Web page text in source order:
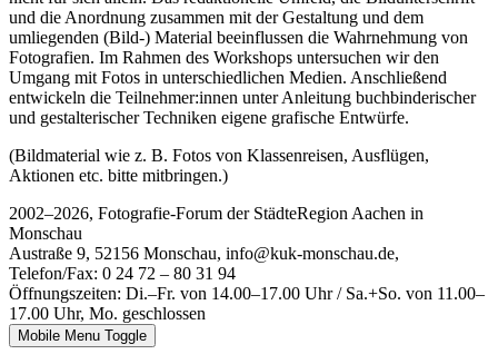
und die Anordnung zusammen mit der Gestaltung und dem
umliegenden (Bild-) Material beeinflussen die Wahrnehmung von
Fotografien. Im Rahmen des Workshops untersuchen wir den
Umgang mit Fotos in unterschiedlichen Medien. Anschließend
entwickeln die Teilnehmer:innen unter Anleitung buchbinderischer
und gestalterischer Techniken eigene grafische Entwürfe.
(Bildmaterial wie z. B. Fotos von Klassenreisen, Ausflügen,
Aktionen etc. bitte mitbringen.)
2002–2026, Fotografie-Forum der StädteRegion Aachen in
Monschau
Austraße 9, 52156 Monschau, info@kuk-monschau.de,
Telefon/Fax: 0 24 72 – 80 31 94
Öffnungszeiten: Di.–Fr. von 14.00–17.00 Uhr / Sa.+So. von 11.00–
17.00 Uhr, Mo. geschlossen
Mobile Menu Toggle